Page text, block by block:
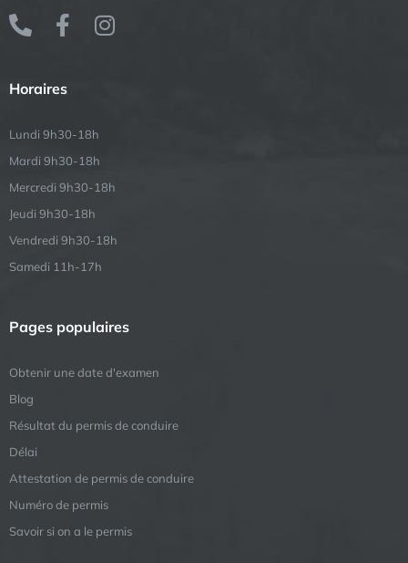
Horaires
Lundi 9h30-18h
Mardi 9h30-18h
Mercredi 9h30-18h
Jeudi 9h30-18h
Vendredi 9h30-18h
Samedi 11h-17h
Pages populaires
Obtenir une date d'examen
Blog
Résultat du permis de conduire
Délai
Attestation de permis de conduire
Numéro de permis
Savoir si on a le permis